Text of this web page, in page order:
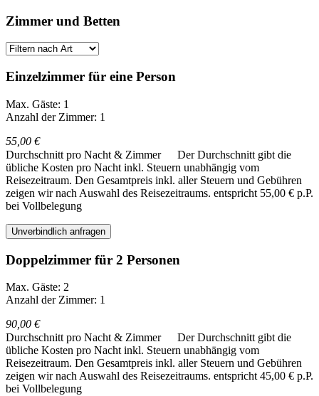
Zimmer und Betten
Einzelzimmer für eine Person
Max. Gäste: 1
Anzahl der Zimmer: 1
55,00 €
Durchschnitt pro Nacht & Zimmer
Der Durchschnitt gibt die
übliche Kosten pro Nacht inkl. Steuern unabhängig vom
Reisezeitraum. Den Gesamtpreis inkl. aller Steuern und Gebühren
zeigen wir nach Auswahl des Reisezeitraums. entspricht 55,00 € p.P.
bei Vollbelegung
Unverbindlich anfragen
Doppelzimmer für 2 Personen
Max. Gäste: 2
Anzahl der Zimmer: 1
90,00 €
Durchschnitt pro Nacht & Zimmer
Der Durchschnitt gibt die
übliche Kosten pro Nacht inkl. Steuern unabhängig vom
Reisezeitraum. Den Gesamtpreis inkl. aller Steuern und Gebühren
zeigen wir nach Auswahl des Reisezeitraums. entspricht 45,00 € p.P.
bei Vollbelegung